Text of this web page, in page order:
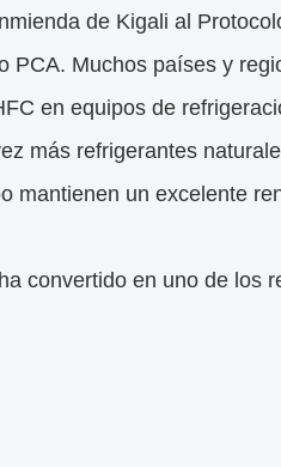
de Kigali al
PCA. Muchos países y
en equipos de
más refrigerantes
mantienen un excelente
convertido en uno de los